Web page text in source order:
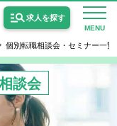
MENU
求人を探す
個別転職相談会・セミナー一覧
談会